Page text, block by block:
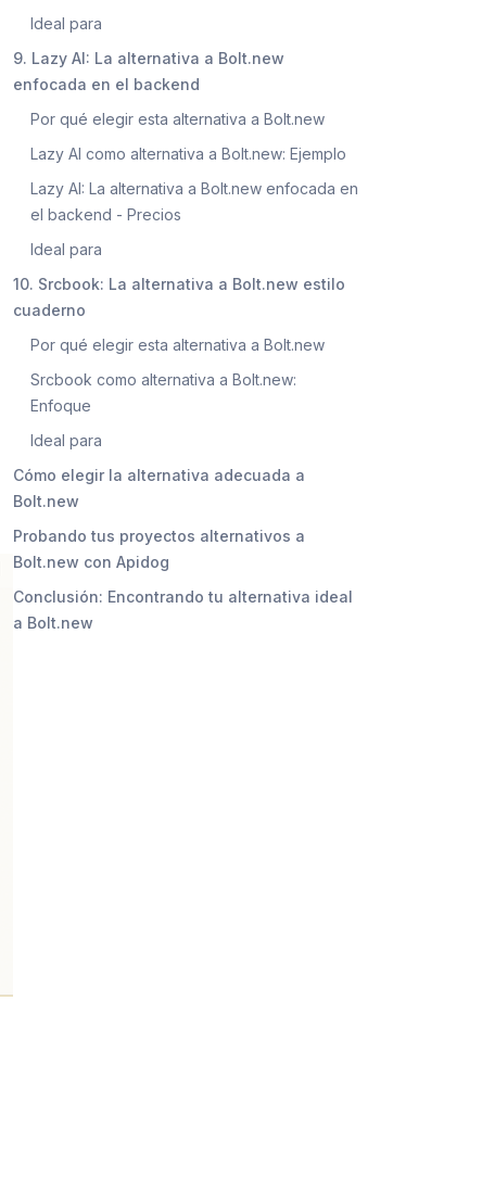
Ideal para
9. Lazy AI: La alternativa a Bolt.new
enfocada en el backend
Por qué elegir esta alternativa a Bolt.new
Lazy AI como alternativa a Bolt.new: Ejemplo
Lazy AI: La alternativa a Bolt.new enfocada en
el backend - Precios
Ideal para
10. Srcbook: La alternativa a Bolt.new estilo
cuaderno
Por qué elegir esta alternativa a Bolt.new
Srcbook como alternativa a Bolt.new:
Enfoque
Ideal para
Cómo elegir la alternativa adecuada a
Bolt.new
Probando tus proyectos alternativos a
Bolt.new con Apidog
Conclusión: Encontrando tu alternativa ideal
a Bolt.new